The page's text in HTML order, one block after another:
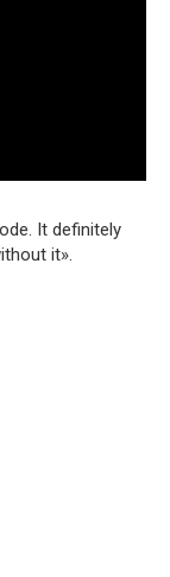
It definitely
it».